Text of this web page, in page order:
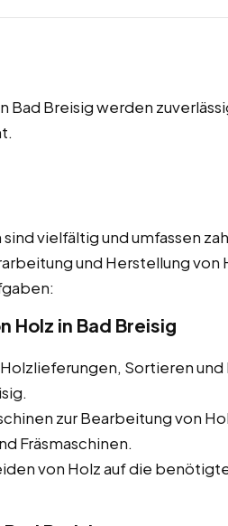
Bad Breisig werden
vielfältig und umfassen
und Herstellung
Holz in Bad Breisig
Sortieren und
zur Bearbeitung von
Fräsmaschinen.
von Holz auf die